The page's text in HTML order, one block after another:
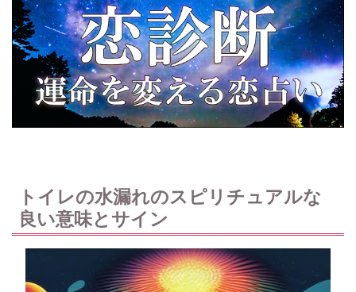
トイレの水漏れのスピリチュアルな
良い意味とサイン